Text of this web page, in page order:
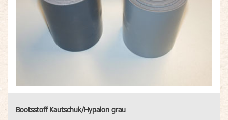
Bootsstoff Kautschuk/Hypalon grau